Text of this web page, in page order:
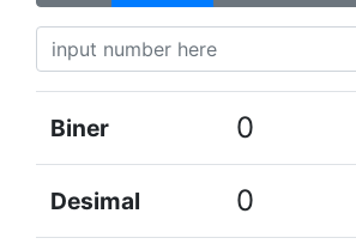
Biner 0
Desimal 0